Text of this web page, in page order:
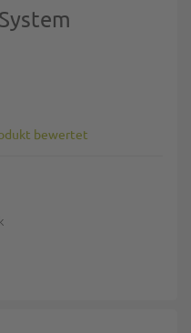
bewertet